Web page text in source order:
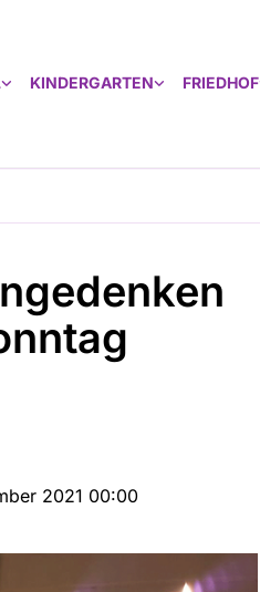
KINDERGARTEN FRIEDHOF
2021 00:00